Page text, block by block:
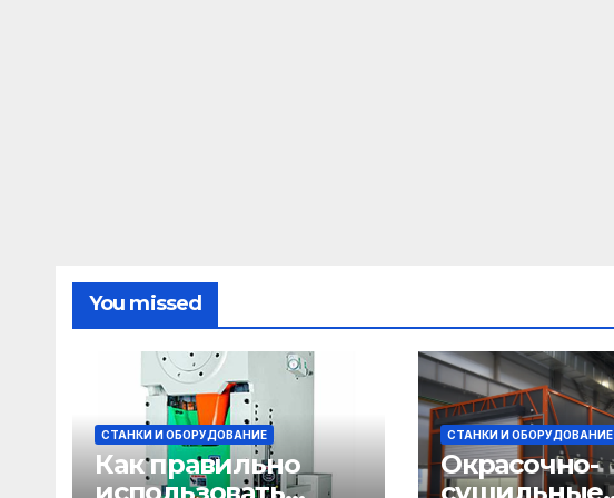
You missed
СТАНКИ И ОБОРУДОВАНИЕ
Как правильно
СТАНКИ И ОБОРУДОВАНИЕ
Окрасочно-